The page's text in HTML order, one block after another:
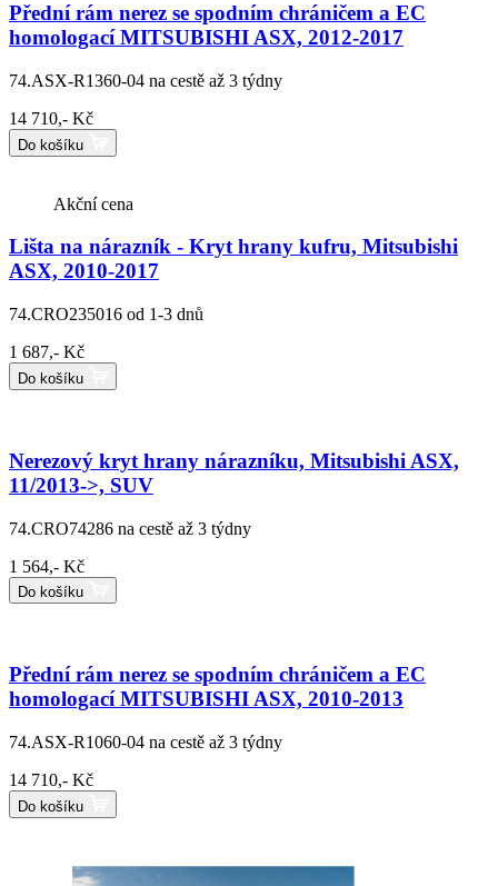
Přední rám nerez se spodním chráničem a EC
homologací MITSUBISHI ASX, 2012-2017
74.ASX-R1360-04 na cestě až 3 týdny
14 710,- Kč
Do košíku
Akční cena
Lišta na nárazník - Kryt hrany kufru, Mitsubishi
ASX, 2010-2017
74.CRO235016 od 1-3 dnů
1 687,- Kč
Do košíku
Nerezový kryt hrany nárazníku, Mitsubishi ASX,
11/2013->, SUV
74.CRO74286 na cestě až 3 týdny
1 564,- Kč
Do košíku
Přední rám nerez se spodním chráničem a EC
homologací MITSUBISHI ASX, 2010-2013
74.ASX-R1060-04 na cestě až 3 týdny
14 710,- Kč
Do košíku